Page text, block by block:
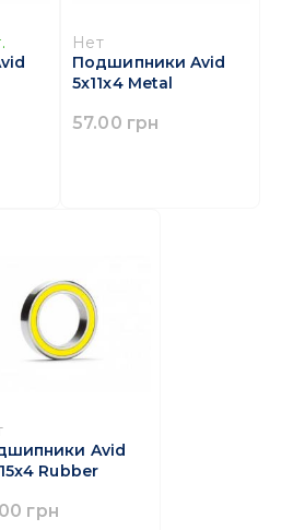
Нет
Подшипники Avid
5x11x4 Metal
57.00 грн
Avid
Rubber
грн